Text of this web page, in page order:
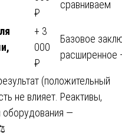
₽
сравниваем
+ 3
000
₽
Базовое
расширенное
(положительный
не влияет. Реактивы,
оборудования —